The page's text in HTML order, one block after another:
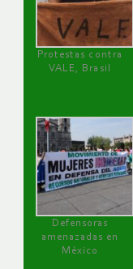
Protestas contra
VALE, Brasil
Defensoras
amenazadas en
México